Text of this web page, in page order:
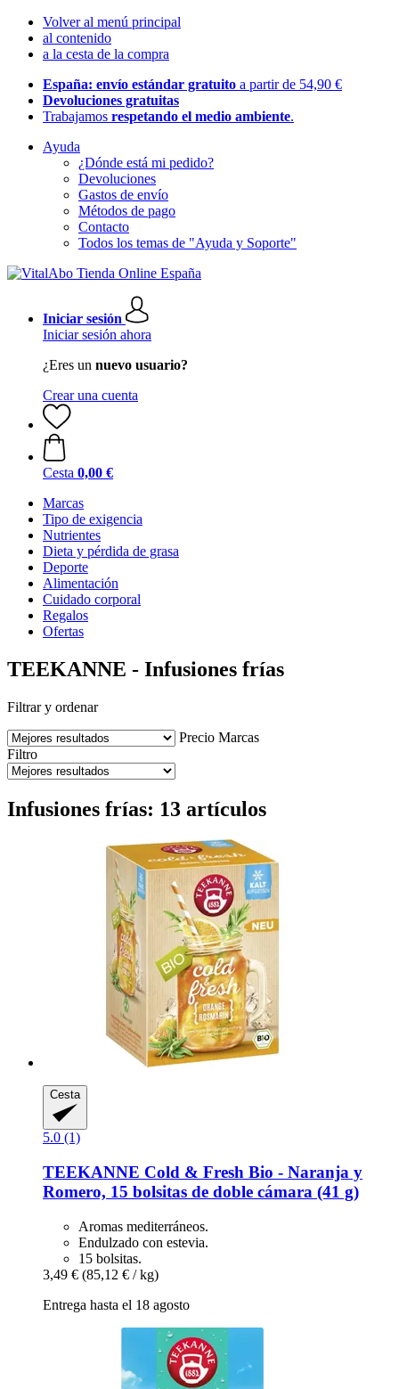
Volver al menú principal
al contenido
a la cesta de la compra
España: envío estándar gratuito a partir de 54,90 €
Devoluciones gratuitas
Trabajamos respetando el medio ambiente.
Ayuda
¿Dónde está mi pedido?
Devoluciones
Gastos de envío
Métodos de pago
Contacto
Todos los temas de "Ayuda y Soporte"
Iniciar sesión
Iniciar sesión ahora
¿Eres un nuevo usuario?
Crear una cuenta
Cesta 0,00 €
Marcas
Tipo de exigencia
Nutrientes
Dieta y pérdida de grasa
Deporte
Alimentación
Cuidado corporal
Regalos
Ofertas
TEEKANNE - Infusiones frías
Filtrar y ordenar
Precio Marcas
Filtro
Infusiones frías: 13 artículos
Cesta
5.0 (1)
TEEKANNE Cold & Fresh Bio -​ Naranja y
Romero, 15 bolsitas de doble cámara (41 g)
Aromas mediterráneos.
Endulzado con estevia.
15 bolsitas.
3,49 € (85,12 € / kg)
Entrega hasta el 18 agosto